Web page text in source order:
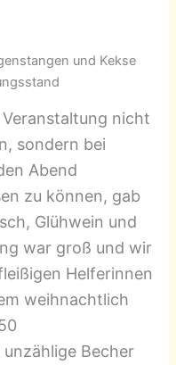
und Kekse
nicht
sondern bei
Abend
zu können, gab
Glühwein und
war groß und wir
Helferinnen
weihnachtlich
Becher